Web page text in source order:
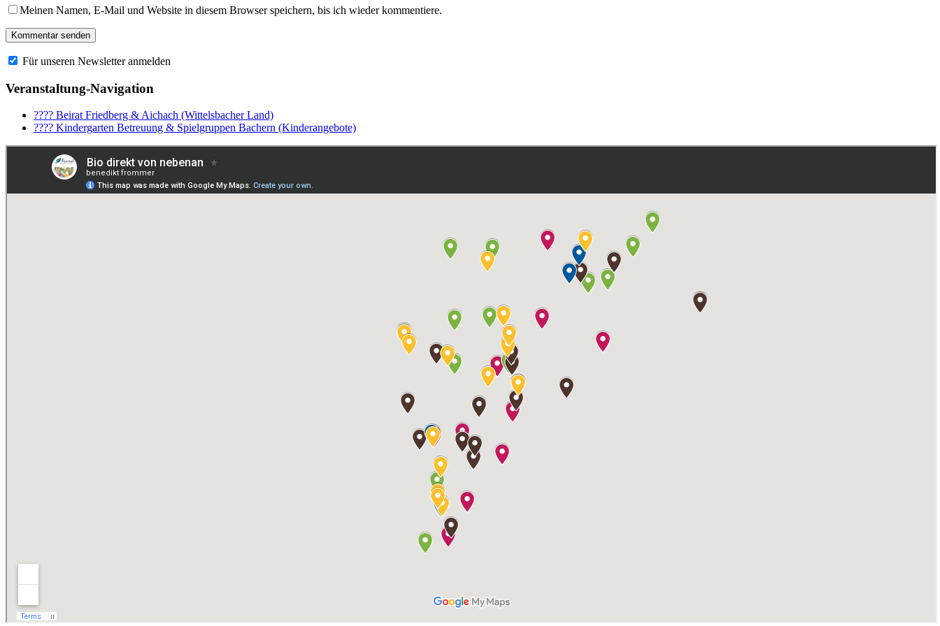
Meinen Namen, E-Mail und Website in diesem Browser speichern, bis ich wieder kommentiere.
Für unseren Newsletter anmelden
Veranstaltung-Navigation
???? Beirat Friedberg & Aichach (Wittelsbacher Land)
???? Kindergarten Betreuung & Spielgruppen Bachern (Kinderangebote)